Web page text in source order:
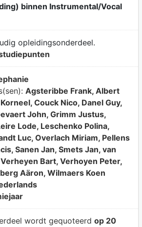
binnen Instrumental/Vocal
opleidingsonderdeel.
Agsteribbe Frank, Albert
Couck Nico, Danel Guy,
John, Grimm Justus,
Lode, Leschenko Polina,
Luc, Overlach Miriam, Pellens
Sanen Jan, Smets Jan, van
Bart, Verhoyen Peter,
Aäron, Wilmaers Koen
wordt gequoteerd op 20